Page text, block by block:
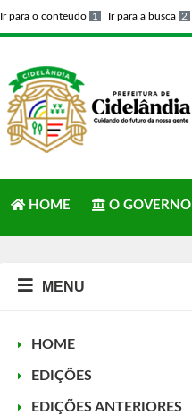
Ir para o conteúdo 1 Ir para a busca 2
HOME O GOVERNO
MENU
HOME
EDIÇÕES
EDIÇÕES ANTERIORES